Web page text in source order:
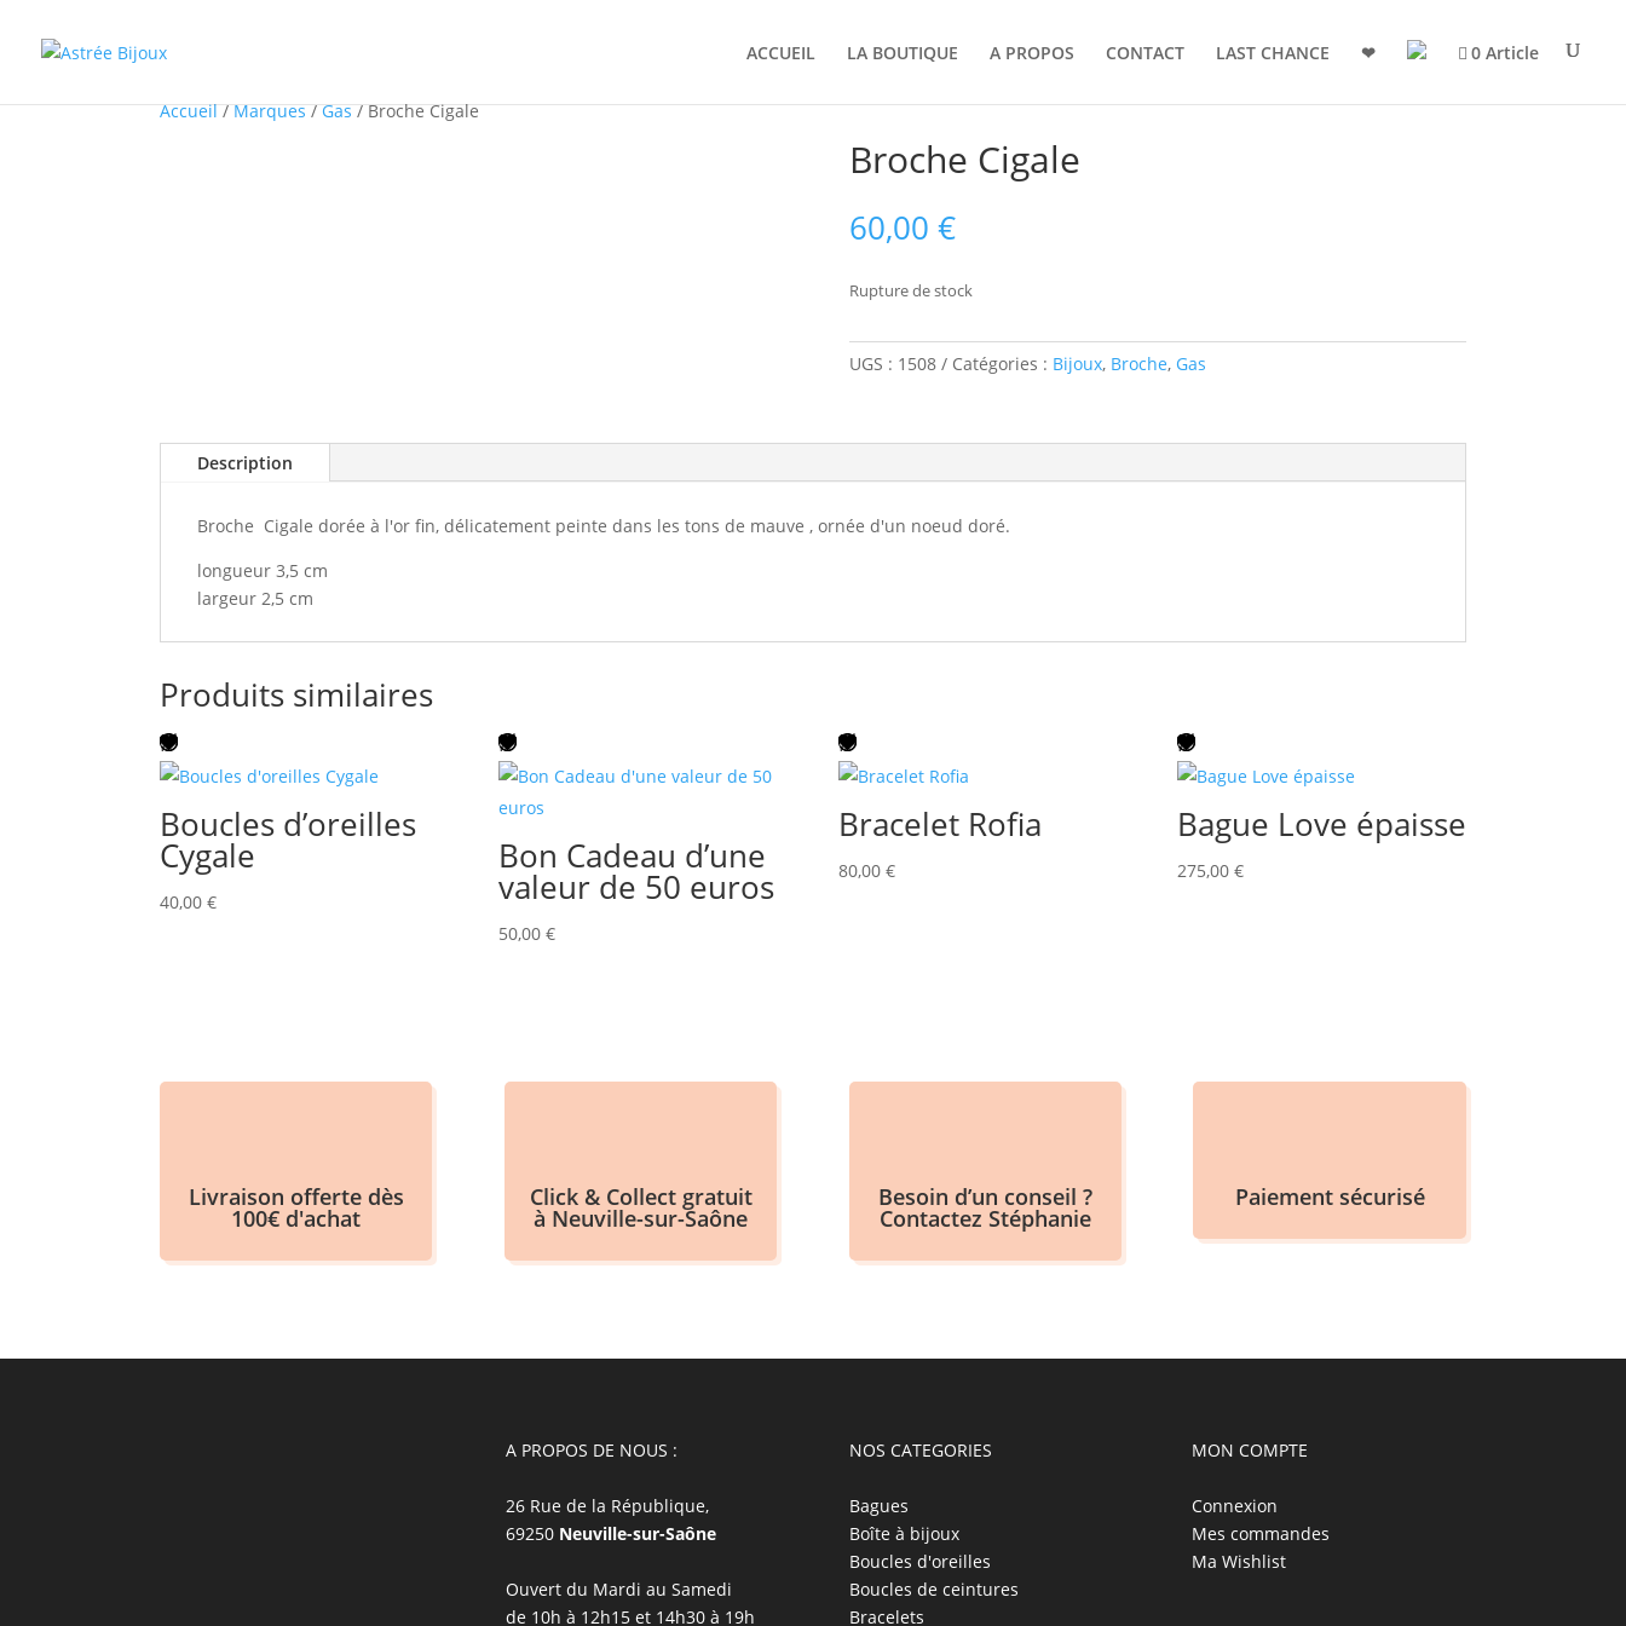
ACCUEIL LA BOUTIQUE A PROPOS CONTACT LAST CHANCE ❤ 0 Article
Accueil/Marques/Gas/ Broche Cigale
Broche Cigale
60,00 €
Rupture de stock
UGS : 1508 Catégories : Bijoux, Broche, Gas
Description
Broche Cigale dorée à l'or fin, délicatement peinte dans les tons de mauve , ornée d'un noeud doré.
longueur 3,5 cm
largeur 2,5 cm
Produits similaires
Boucles d’oreilles
Cygale
40,00 €
Bon Cadeau d’une
valeur de 50 euros
50,00€
Bracelet Rofia
80,00 €
Bague Love épaisse
275,00 €
Livraison offerte dès
100€ d'achat
Click & Collect gratuit
à Neuville-sur-Saône
Besoin d’un conseil ?
Contactez Stéphanie
Paiement sécurisé
A PROPOS DE NOUS :
26 Rue de la République,
69250 Neuville-sur-Saône
Ouvert du Mardi au Samedi
de 10h à 12h15 et 14h30 à 19h
NOS CATEGORIES
Bagues
Boîte à bijoux
Boucles d'oreilles
Boucles de ceintures
Bracelets
MON COMPTE
Connexion
Mes commandes
Ma Wishlist